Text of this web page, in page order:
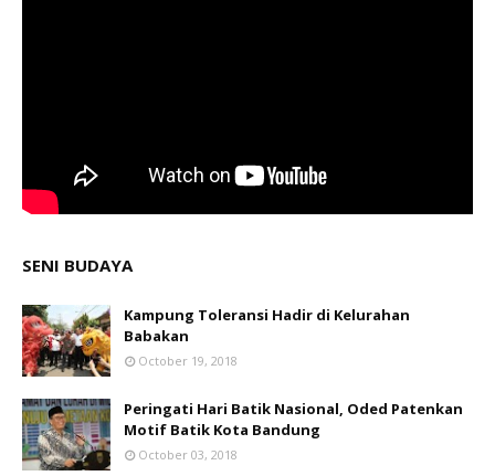
SENI BUDAYA
Kampung Toleransi Hadir di Kelurahan
Babakan
October 19, 2018
Peringati Hari Batik Nasional, Oded Patenkan
Motif Batik Kota Bandung
October 03, 2018